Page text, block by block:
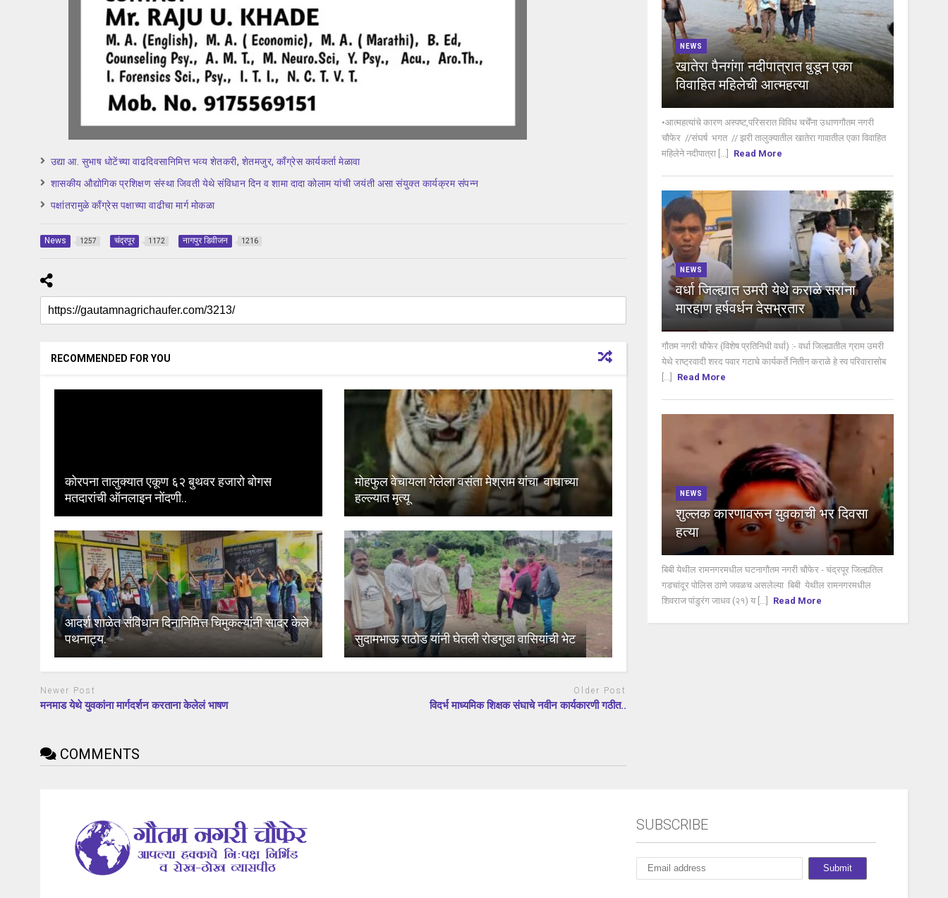
उद्या आ. सुभाष धोटेंच्या वाढदिवसानिमित्त भव्य शेतकरी, शेतमजुर, काँग्रेस कार्यकर्ता मेळावा
शासकीय औद्योगिक प्रशिक्षण संस्था जिवती येथे संविधान दिन व शामा दादा कोलाम यांची जयंती असा संयुक्त कार्यक्रम संपन्न
पक्षांतरामुळे काँग्रेस पक्षाच्या वाढीचा मार्ग मोकळा
News 1257 चंद्रपूर 1172 नागपुर डिवीजन 1216
RECOMMENDED FOR YOU
कोरपना तालुक्यात एकूण ६२ बुथवर हजारो बोगस
मतदारांची ऑनलाइन नोंदणी..
मोहफुल वेचायला गेलेला वसंता मेश्राम यांचा वाघाच्या
हल्ल्यात मृत्यू
आदर्श शाळेत संविधान दिनानिमित्त चिमुकल्यांनी सादर केले
पथनाट्य.
सुदामभाऊ राठोड यांनी घेतली रोडगुडा वासियांची भेट
Newer Post
मनमाड येथे युवकांना मार्गदर्शन करताना केलेलं भाषण
Older Post
विदर्भ माध्यमिक शिक्षक संघाचे नवीन कार्यकारणी गठीत..
COMMENTS
NEWS
खातेरा पैनगंगा नदीपात्रात बुडून एका
विवाहित महिलेची आत्महत्या
•आत्महत्यांचे कारण अस्पष्ट,परिसरात विविध चर्चेंना उधाणगौतम नगरी
चौफेर //संघर्ष भगत // झरी तालुक्यातील खातेरा गावातील एका विवाहित
महिलेने नदीपात्रा [...]
Read More
NEWS
वर्धा जिल्ह्यात उमरी येथे कराळे सरांना
मारहाण हर्षवर्धन देसभ्रतार
गौतम नगरी चौफेर (विशेष प्रतिनिधी वर्धा) :- वर्धा जिल्ह्यातील ग्राम उमरी
येथे राष्ट्रवादी शरद पवार गटाचे कार्यकर्ते नितीन कराळे हे स्व परिवारासोब
Read More
NEWS
शुल्लक कारणावरून युवकाची भर दिवसा
हत्या
बिबी येथील रामनगरमधील घटनागौतम नगरी चौफेर - चंद्रपूर जिल्ह्यतिल
गडचांदूर पोलिस ठाणे जवळच असलेल्या बिबी येथील रामनगरमधील
शिवराज पांडुरंग जाधव (२१) य [...]
Read More
SUBSCRIBE